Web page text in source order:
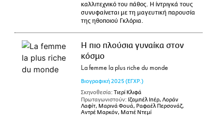
καλλιτεχνικό του πάθος. Η ίντριγκά τους
συνυφαίνεται με τη μαγευτική παρουσία
της ηθοποιού Γκλόρια.
Η πιο πλούσια γυναίκα στον
κόσμο
La femme la plus riche du monde
Βιογραφική 2025 (ΕΓΧΡ.)
Σκηνοθεσία: Τιερί Κλιφά
Πρωταγωνιστούν: Ιζαμπέλ Ιπέρ, Λοράν
Λαφίτ, Μαρινά Φουά, Ραφαέλ Περσονάζ,
Αντρέ Μαρκόν, Ματιέ Ντεμί